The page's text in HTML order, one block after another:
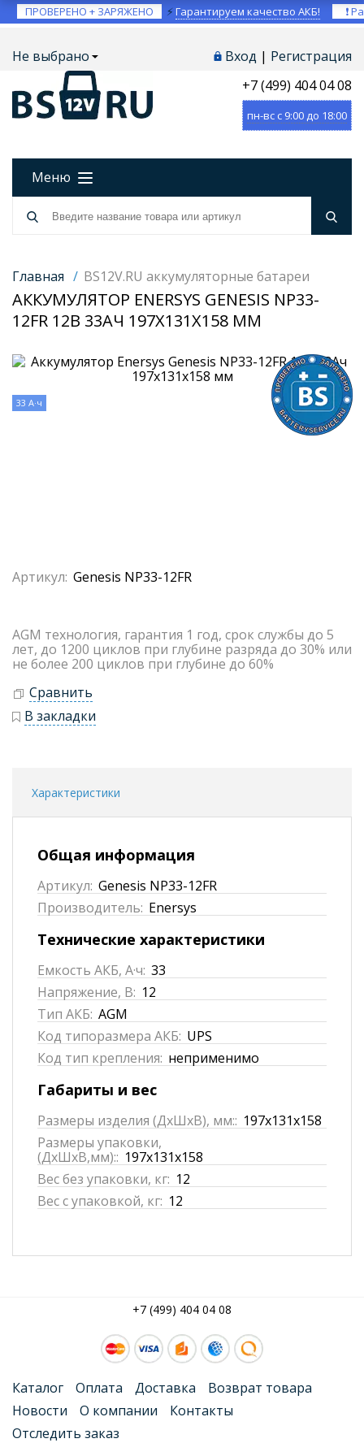
ПРОВЕРЕНО + ЗАРЯЖЕНО ⚡Гарантируем качество АКБ! ❗
Не выбрано Вход | Регистрация
+7 (499) 404 04 08
пн-вс с 9:00 до 18:00
Меню
Главная / BS12V.RU аккумуляторные батареи
АККУМУЛЯТОР ENERSYS GENESIS NP33-
12FR 12В 33АЧ 197X131X158 ММ
33 А·ч
Артикул: Genesis NP33-12FR
AGM технология, гарантия 1 год, срок службы до 5
лет, до 1200 циклов при глубине разряда до 30% или
не более 200 циклов при глубине до 60%
Сравнить
В закладки
Характеристики
Общая информация
Артикул: Genesis NP33-12FR
Производитель: Enersys
Технические характеристики
Емкость АКБ, А·ч: 33
Напряжение, В: 12
Тип АКБ: AGM
Код типоразмера АКБ: UPS
Код тип крепления: неприменимо
Габариты и вес
Размеры изделия (ДхШхВ), мм:: 197x131x158
Размеры упаковки,
(ДхШхВ,мм):: 197x131x158
Вес без упаковки, кг: 12
Вес с упаковкой, кг: 12
+7 (499) 404 04 08
Каталог Оплата Доставка
Возврат товара
Новости
О компании
Контакты
Отследить заказ